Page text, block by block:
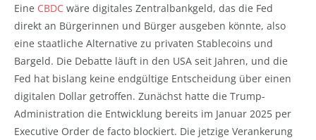
Eine CBDC wäre digitales Zentralbankgeld, das die Fed
direkt an Bürgerinnen und Bürger ausgeben könnte, also
eine staatliche Alternative zu privaten Stablecoins und
Bargeld. Die Debatte läuft in den USA seit Jahren, und die
Fed hat bislang keine endgültige Entscheidung über einen
digitalen Dollar getroffen. Zunächst hatte die Trump-
Administration die Entwicklung bereits im Januar 2025 per
Executive Order de facto blockiert. Die jetzige Verankerung